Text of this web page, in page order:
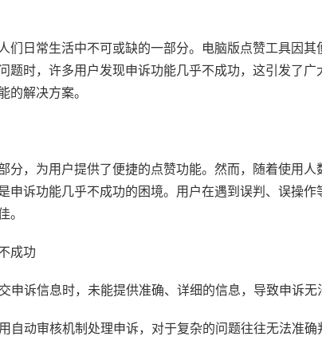
们日常生活中不可或缺的一部分。电脑版点赞工具因
题时，许多用户发现申诉功能几乎不成功，这引发了
解决方案。
分，为用户提供了便捷的点赞功能。然而，随着使用
申诉功能几乎不成功的困境。用户在遇到误判、误操
成功
申诉信息时，未能提供准确、详细的信息，导致申诉无
自动审核机制处理申诉，对于复杂的问题往往无法准确